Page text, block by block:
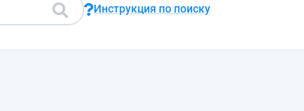
Инструкция по поиску